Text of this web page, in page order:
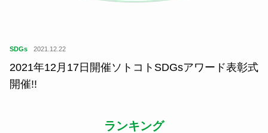
SDGs 2021.12.22
2021年12月17日開催ソトコトSDGsアワード表彰式
開催!!
ランキング